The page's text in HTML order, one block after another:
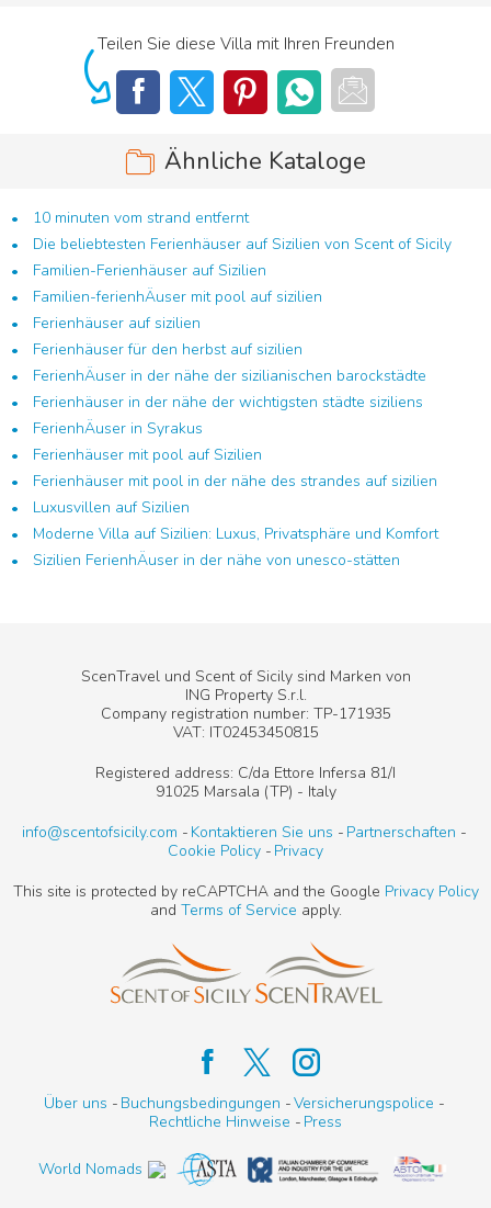
Teilen Sie diese Villa mit Ihren Freunden
Ähnliche Kataloge
10 minuten vom strand entfernt
Die beliebtesten Ferienhäuser auf Sizilien von Scent of Sicily
Familien-Ferienhäuser auf Sizilien
Familien-ferienhÄuser mit pool auf sizilien
Ferienhäuser auf sizilien
Ferienhäuser für den herbst auf sizilien
FerienhÄuser in der nähe der sizilianischen barockstädte
Ferienhäuser in der nähe der wichtigsten städte siziliens
FerienhÄuser in Syrakus
Ferienhäuser mit pool auf Sizilien
Ferienhäuser mit pool in der nähe des strandes auf sizilien
Luxusvillen auf Sizilien
Moderne Villa auf Sizilien: Luxus, Privatsphäre und Komfort
Sizilien FerienhÄuser in der nähe von unesco-stätten
ScenTravel und Scent of Sicily sind Marken von
ING Property S.r.l.
Company registration number: TP-171935
VAT: IT02453450815
Registered address: C/da Ettore Infersa 81/I
91025 Marsala (TP) - Italy
info@scentofsicily.com
Kontaktieren Sie uns
Partnerschaften
Cookie Policy
Privacy
This site is protected by reCAPTCHA and the Google Privacy Policy
and Terms of Service apply.
Über uns Buchungsbedingungen
Versicherungspolice
Rechtliche Hinweise
Press
World Nomads